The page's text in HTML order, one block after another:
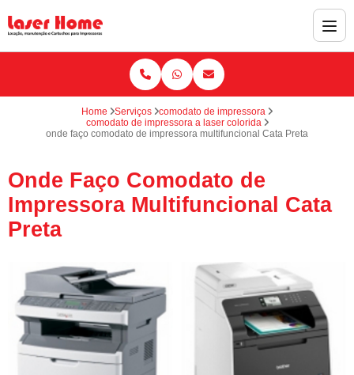
Home Serviços
comodato de impressora
comodato de impressora a laser colorida
onde faço comodato de impressora multifuncional Cata Preta
Onde Faço Comodato de
Impressora Multifuncional Cata
Preta